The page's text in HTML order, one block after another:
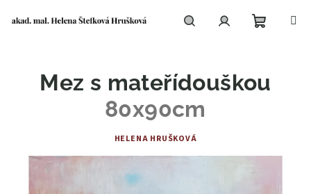
košík
Mez s mateřídouškou
80x90cm
HELENA HRUŠKOVÁ